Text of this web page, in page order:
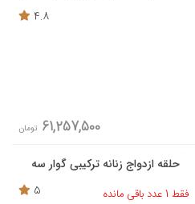
4.8
61,257,500 تومان
حلقه ازدواج زنانه ترکیبی گوار سه
فقط 1 عدد باقی مانده
5